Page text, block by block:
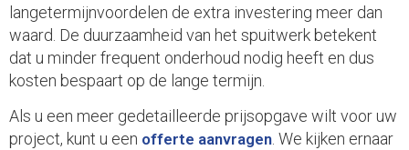
langetermijnvoordelen de extra investering meer dan
waard. De duurzaamheid van het spuitwerk betekent
dat u minder frequent onderhoud nodig heeft en dus
kosten bespaart op de lange termijn.
Als u een meer gedetailleerde prijsopgave wilt voor uw
project, kunt u een offerte aanvragen . We kijken ernaar